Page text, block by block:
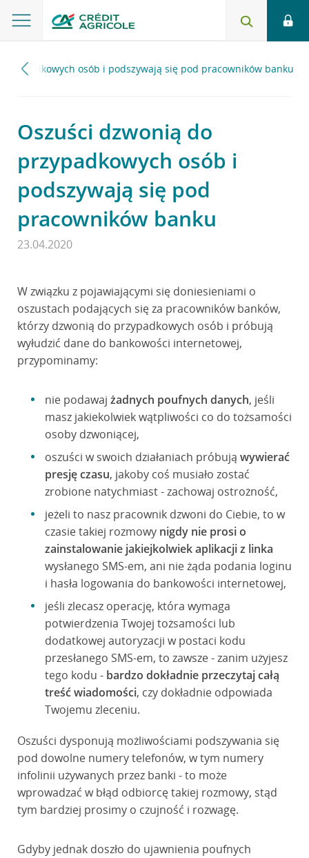
osób i podszywają się pod pracowników banku
Oszuści dzwonią do
przypadkowych osób i
podszywają się pod
pracowników banku
23.04.2020
W związku z pojawiającymi się doniesieniami o
oszustach podających się za pracowników banków,
którzy dzwonią do przypadkowych osób i próbują
wyłudzić dane do bankowości internetowej,
przypominamy:
nie podawaj żadnych poufnych danych, jeśli
masz jakiekolwiek wątpliwości co do tożsamości
osoby dzwoniącej,
oszuści w swoich działaniach próbują wywierać
presję czasu, jakoby coś musiało zostać
zrobione natychmiast - zachowaj ostrożność,
jeżeli to nasz pracownik dzwoni do Ciebie, to w
czasie takiej rozmowy nigdy nie prosi o
zainstalowanie jakiejkolwiek aplikacji z linka
wysłanego SMS-em, ani nie żąda podania loginu
i hasła logowania do bankowości internetowej,
jeśli zlecasz operację, która wymaga
potwierdzenia Twojej tożsamości lub
dodatkowej autoryzacji w postaci kodu
przesłanego SMS-em, to zawsze - zanim użyjesz
tego kodu - bardzo dokładnie przeczytaj całą
treść wiadomości, czy dokładnie odpowiada
Twojemu zleceniu.
Oszuści dysponują możliwościami podszywania się
pod dowolne numery telefonów, w tym numery
infolinii używanych przez banki - to może
wprowadzać w błąd odbiorcę takiej rozmowy, stąd
tym bardziej prosimy o czujność i rozwagę.
Gdyby jednak doszło do ujawnienia poufnych